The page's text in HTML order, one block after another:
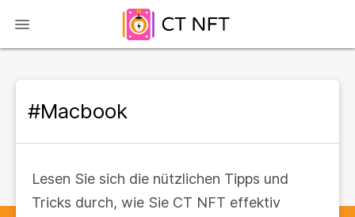
#Macbook
Lesen Sie sich die nützlichen Tipps und
Tricks durch, wie Sie CT NFT effektiv